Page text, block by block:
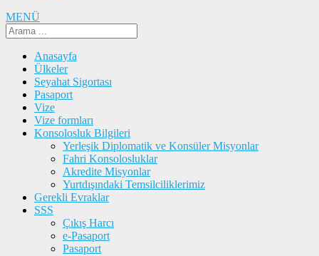
MENÜ
Anasayfa
Ülkeler
Seyahat Sigortası
Pasaport
Vize
Vize formları
Konsolosluk Bilgileri
Yerleşik Diplomatik ve Konsüler Misyonlar
Fahri Konsolosluklar
Akredite Misyonlar
Yurtdışındaki Temsilciliklerimiz
Gerekli Evraklar
SSS
Çıkış Harcı
e-Pasaport
Pasaport